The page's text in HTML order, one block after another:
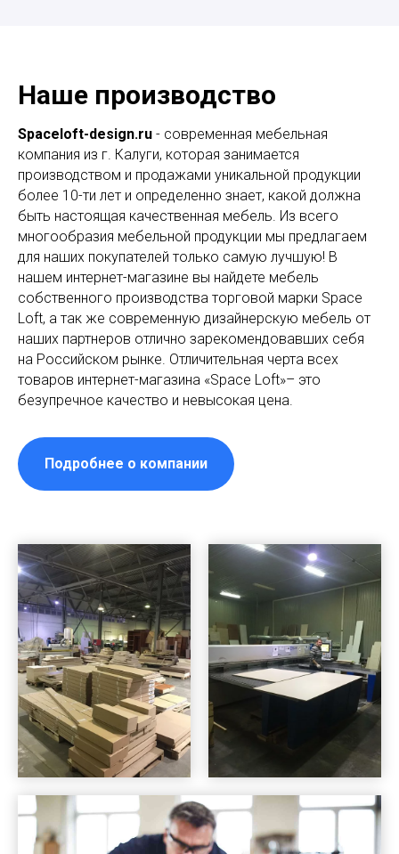
Наше производство
Spaceloft-design.ru - современная мебельная
компания из г. Калуги, которая занимается
производством и продажами уникальной продукции
более 10-ти лет и определенно знает, какой должна
быть настоящая качественная мебель. Из всего
многообразия мебельной продукции мы предлагаем
для наших покупателей только самую лучшую! В
нашем интернет-магазине вы найдете мебель
собственного производства торговой марки Space
Loft, а так же современную дизайнерскую мебель от
наших партнеров отлично зарекомендовавших себя
на Российском рынке. Отличительная черта всех
товаров интернет-магазина «Space Loft»– это
безупречное качество и невысокая цена.
Подробнее о компании